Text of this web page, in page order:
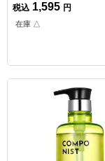
税込 1,595 円
在庫 △